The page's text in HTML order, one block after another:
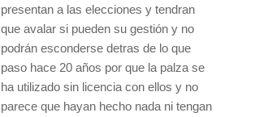
presentan a las elecciones y tendran
que avalar si pueden su gestión y no
podrán esconderse detras de lo que
paso hace 20 años por que la palza se
ha utilizado sin licencia con ellos y no
parece que hayan hecho nada ni tengan